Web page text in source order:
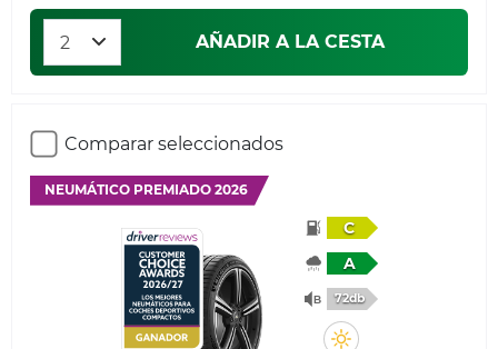
AÑADIR A LA CESTA
Comparar seleccionados
NEUMÁTICO PREMIADO 2026
C
A
72db